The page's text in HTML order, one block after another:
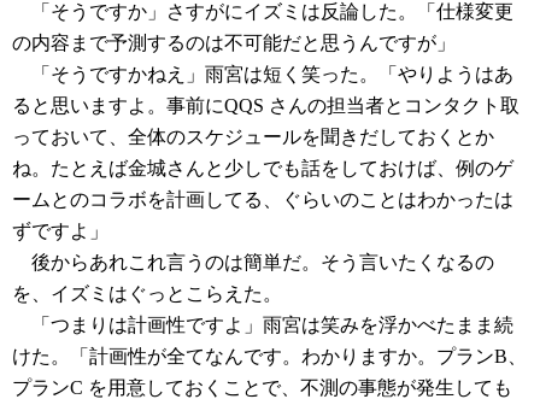
「そうですか」さすがにイズミは反論した。「仕様変更
の内容まで予測するのは不可能だと思うんですが」
「そうですかねえ」雨宮は短く笑った。「やりようはあ
ると思いますよ。事前にQQS さんの担当者とコンタクト取
っておいて、全体のスケジュールを聞きだしておくとか
ね。たとえば金城さんと少しでも話をしておけば、例のゲ
ームとのコラボを計画してる、ぐらいのことはわかったは
ずですよ」
後からあれこれ言うのは簡単だ。そう言いたくなるの
を、イズミはぐっとこらえた。
「つまりは計画性ですよ」雨宮は笑みを浮かべたまま続
けた。「計画性が全てなんです。わかりますか。プランB、
プランC を用意しておくことで、不測の事態が発生しても